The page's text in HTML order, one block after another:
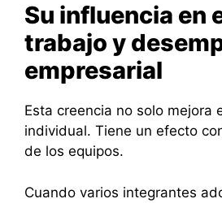
Su influencia en
trabajo y
empresarial
Esta creencia no solo mejora
individual. Tiene un efecto
de los equipos.
Cuando varios integrantes